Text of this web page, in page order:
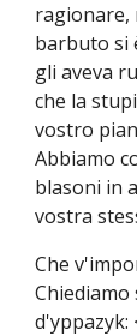
ragionare,
barbuto si
gli aveva
che la
vostro
Abbiamo
blasoni in
vostra
Che
d'yppazyk: